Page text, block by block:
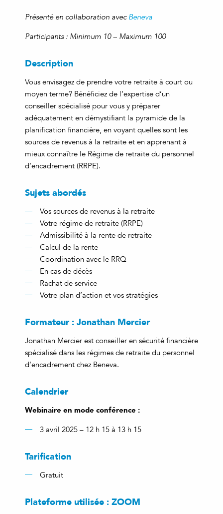
Présenté en collaboration avec Beneva
Participants : Minimum 10 – Maximum 100
Description
Vous envisagez de prendre votre retraite à court ou
moyen terme? Bénéficiez de l’expertise d’un
conseiller spécialisé pour vous y préparer
adéquatement en démystifiant la pyramide de la
planification financière, en voyant quelles sont les
sources de revenus à la retraite et en apprenant à
mieux connaître le Régime de retraite du personnel
d’encadrement (RRPE).
Sujets abordés
Vos sources de revenus à la retraite
Votre régime de retraite (RRPE)
Admissibilité à la rente de retraite
Calcul de la rente
Coordination avec le RRQ
En cas de décès
Rachat de service
Votre plan d’action et vos stratégies
Formateur : Jonathan Mercier
Jonathan Mercier est conseiller en sécurité financière
spécialisé dans les régimes de retraite du personnel
d’encadrement chez Beneva.
Calendrier
Webinaire en mode conférence :
3 avril 2025 – 12 h 15 à 13 h 15
Tarification
Gratuit
Plateforme utilisée : ZOOM